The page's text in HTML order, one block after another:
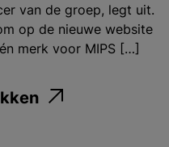
van de groep, legt uit.
op de nieuwe website
merk voor MIPS […]